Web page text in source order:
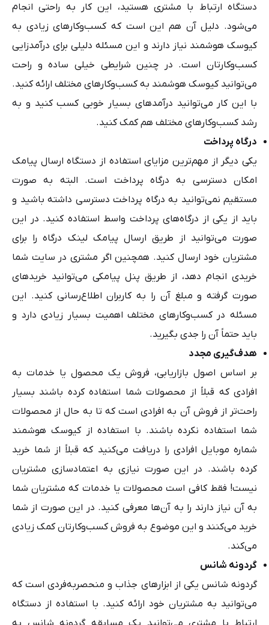
دستگاه ارتباط با مشتری هستید، این کار به راحتی انجام
می‌شود. دلیل آن هم این است که کسب‌وکارهای زیادی به
کیوسک هوشمند نیاز دارند و این مسئله دلیلی برای درآمدزایی
کسب‌وکارتان است. در چنین شرایطی خیلی ساده و راحت
می‌توانید کیوسک هوشمند به کسب‌وکارهای مختلف ارائه کنید.
با این کار می‌توانید درآمدهای بسیار خوبی کسب کنید و به
رشد کسب‌وکارهای مختلف هم کمک کنید.
درگاه پرداخت
یکی دیگر از مهم‌ترین مزایای استفاده از دستگاه ارسال پیامک
امکان دسترسی به درگاه پرداخت است. البته به صورت
مستقیم نمی‌توانید به درگاه پرداخت دسترسی داشته باشید و
باید از یکی از درگاه‌های پرداخت واسط استفاده کنید. در این
صورت می‌توانید از طریق ارسال پیامک لینک درگاه را برای
مشتریان خود ارسال کنید. همچنین اگر مشتری در سایت شما
خریدی انجام دهد، از طریق پنل پیامکی می‌توانید خریدهای
صورت گرفته و مبلغ آن را به کاربران اطلاع‌رسانی کنید. این
مسئله در کسب‌وکارهای مختلف اهمیت بسیار زیادی دارد و
باید حتماً آن را جدی بگیرید.
هدف‌گیری مجدد
بر اساس اصول بازاریابی، فروش یک محصول یا خدمات به
افرادی که قبلاً از محصولات شما استفاده کرده باشند بسیار
راحت‌تر از فروش آن به افرادی است که تا به حال از محصولات
شما استفاده نکرده باشند. با استفاده از کیوسک هوشمند
شماره موبایل افرادی را دریافت می‌کنید که قبلاً از شما خرید
کرده باشند. در این صورت نیازی به اعتمادسازی مشتریان
نیست! فقط کافی است محصولات یا خدمات که مشتریان شما
به آن نیاز دارند را به آن‌ها معرفی کنید. در این صورت از شما
خرید می‌کنند و این موضوع به فروش کسب‌وکارتان کمک زیادی
می‌کند.
گردونه شانس
گردونه شانس یکی از ابزارهای جذاب و منحصربه‌فردی است که
می‌توانید به مشتریان خود ارائه کنید. با استفاده از دستگاه